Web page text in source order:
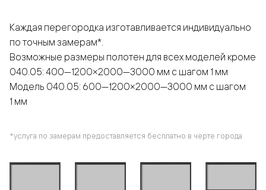
Каждая перегородка изготавливается индивидуально
по точным замерам*.
Возможные размеры полотен для всех моделей кроме
040.05: 400—1200×2000—3000 мм с шагом 1 мм
Модель 040.05: 600—1200×2000—3000 мм с шагом
1 мм
*услуга по замерам предоставляется бесплатно в черте города